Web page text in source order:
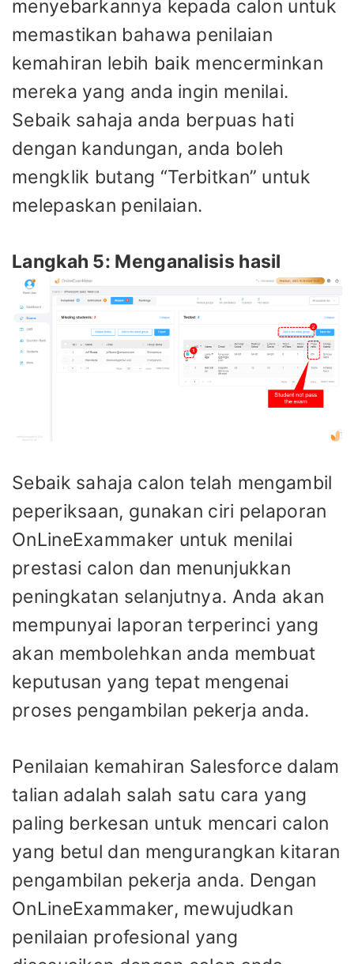
menyebarkannya kepada calon untuk
memastikan bahawa penilaian
kemahiran lebih baik mencerminkan
mereka yang anda ingin menilai.
Sebaik sahaja anda berpuas hati
dengan kandungan, anda boleh
mengklik butang “Terbitkan” untuk
melepaskan penilaian.
Langkah 5: Menganalisis hasil
Sebaik sahaja calon telah mengambil
peperiksaan, gunakan ciri pelaporan
OnLineExammaker untuk menilai
prestasi calon dan menunjukkan
peningkatan selanjutnya. Anda akan
mempunyai laporan terperinci yang
akan membolehkan anda membuat
keputusan yang tepat mengenai
proses pengambilan pekerja anda.
Penilaian kemahiran Salesforce dalam
talian adalah salah satu cara yang
paling berkesan untuk mencari calon
yang betul dan mengurangkan kitaran
pengambilan pekerja anda. Dengan
OnLineExammaker, mewujudkan
penilaian profesional yang